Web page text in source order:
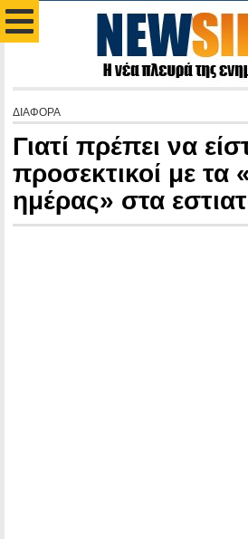
ΔΙΑΦΟΡΑ
Γιατί πρέπει να
προσεκτικοί με τα
ημέρας» στα